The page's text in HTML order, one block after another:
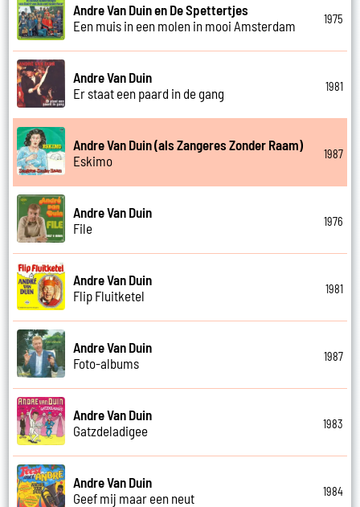
Andre Van Duin en De Spettertjes
Een muis in een molen in mooi Amsterdam
1975
Andre Van Duin
Er staat een paard in de gang
1981
Andre Van Duin (als Zangeres Zonder Raam)
Eskimo
1987
Andre Van Duin
File
1976
Andre Van Duin
Flip Fluitketel
1981
Andre Van Duin
Foto-albums
1987
Andre Van Duin
Gatzdeladigee
1983
Andre Van Duin
Geef mij maar een neut
1984